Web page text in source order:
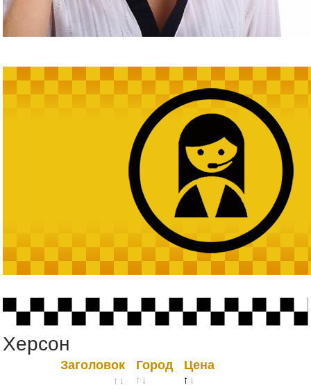
Херсон
Заголовок Город Цена